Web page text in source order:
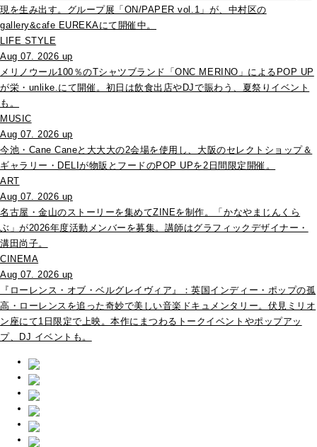
現を生み出す。グループ展「ON/PAPER vol.1」が、中村区の
gallery&cafe EUREKAにて開催中。
LIFE STYLE
Aug 07. 2026 up
メリノウール100％のTシャツブランド「ONC MERINO」によるPOP UP
が栄・unlike.にて開催。初日は飲食出店やDJで賑わう、夏祭りイベント
も。
MUSIC
Aug 07. 2026 up
今池・Cane Caneと大大大の2会場を使用し、大阪のセレクトショップ＆
ギャラリー・DELIが物販とフードのPOP UPを2日間限定開催。
ART
Aug 07. 2026 up
名古屋・金山のストーリーを集めてZINEを制作。「かなやまじんくら
ぶ」が2026年度活動メンバーを募集。講師はグラフィックデザイナー・
溝田尚子。
CINEMA
Aug 07. 2026 up
『ローレンス・オブ・ベルグレイヴィア』：英国インディー・ポップの孤
高・ローレンスを追った奇妙で美しい音楽ドキュメンタリー。伏見ミリオ
ン座にて1日限定で上映。本作にまつわるトークイベントやポップアッ
プ、DJ イベントも。